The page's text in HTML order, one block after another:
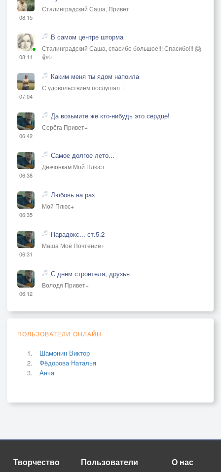
08:15
Сталинградский Саша, Привет
08:11
В самом центре шторма
Сталинградский Саша, спасибо большое!!! Спасибо!!! 🤗
👍✨
07:04
Каким меня ты ядом напоила
С удовольствием послушал +
06:42
Да возьмите же кто-нибудь это сердце!
Серёга Привет+
06:38
Самое долгое лето...
Девчонкам Мой Плюс+
06:35
Любовь на раз
Мой Плюс+
06:31
Парадокс... ст.5.2
Маша Моё Почтение+
06:12
С днём строителя, друзья
Володя Привет+
ПОЛЬЗОВАТЕЛИ ОНЛАЙН
Шамонин Виктор
Фёдорова Наталья
Анча
Творчество Пользователи О нас